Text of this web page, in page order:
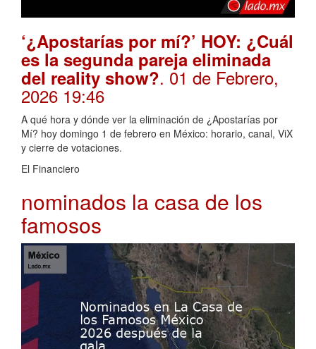
‘¿Apostarías por mí?’ HOY: ¿Cuál
es la segunda pareja eliminada
del reality show?. 01 de Febrero,
2026 19:46
A qué hora y dónde ver la eliminación de ¿Apostarías por
Mí? hoy domingo 1 de febrero en México: horario, canal, ViX
y cierre de votaciones.
El Financiero
nominados la casa de los
famosos